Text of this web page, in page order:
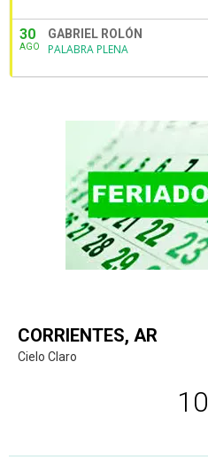
30
AGO
GABRIEL ROLÓN
PALABRA PLENA
CORRIENTES, AR
Cielo Claro
10